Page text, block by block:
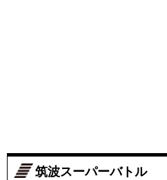
筑波スーパーバトル